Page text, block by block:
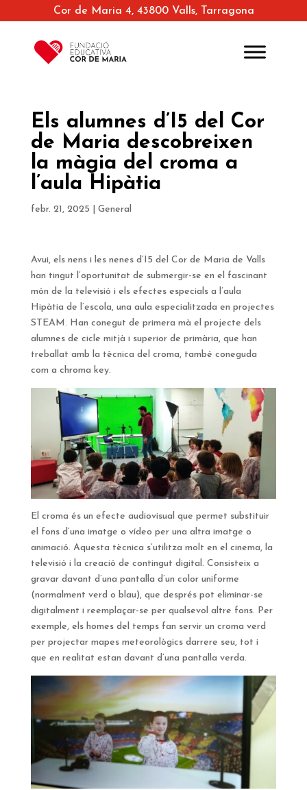
Cor de Maria 4, 43800 Valls, Tarragona
Els alumnes d’I5 del Cor
de Maria descobreixen
la màgia del croma a
l’aula Hipàtia
febr. 21, 2025 General
Avui, els nens i les nenes d’I5 del Cor de Maria de Valls
han tingut l’oportunitat de submergir-se en el fascinant
món de la televisió i els efectes especials a l’aula
Hipàtia de l’escola, una aula especialitzada en projectes
STEAM. Han conegut de primera mà el projecte dels
alumnes de cicle mitjà i superior de primària, que han
treballat amb la tècnica del croma, també coneguda
com a chroma key.
El croma és un efecte audiovisual que permet substituir
el fons d’una imatge o vídeo per una altra imatge o
animació. Aquesta tècnica s’utilitza molt en el cinema, la
televisió i la creació de contingut digital. Consisteix a
gravar davant d’una pantalla d’un color uniforme
(normalment verd o blau), que després pot eliminar-se
digitalment i reemplaçar-se per qualsevol altre fons. Per
exemple, els homes del temps fan servir un croma verd
per projectar mapes meteorològics darrere seu, tot i
que en realitat estan davant d’una pantalla verda.